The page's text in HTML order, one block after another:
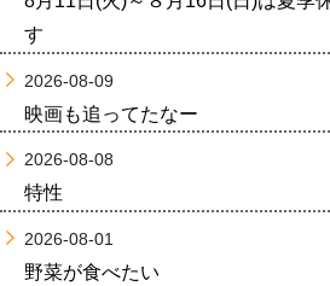
す
2026-08-09
映画も追ってたなー
2026-08-08
特性
2026-08-01
野菜が食べたい